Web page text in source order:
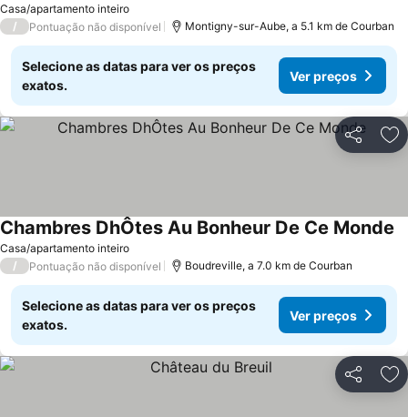
Casa/apartamento inteiro
/ Pontuação não disponível Montigny-sur-Aube, a 5.1 km de Courban
Selecione as datas para ver os preços
exatos.
Ver preços
Partilhar
Casa/apartamento inteiro
Chambres DhÔtes Au Bonheur De Ce Monde
/ Pontuação não disponível Boudreville, a 7.0 km de Courban
Selecione as datas para ver os preços
exatos.
Ver preços
Partilhar